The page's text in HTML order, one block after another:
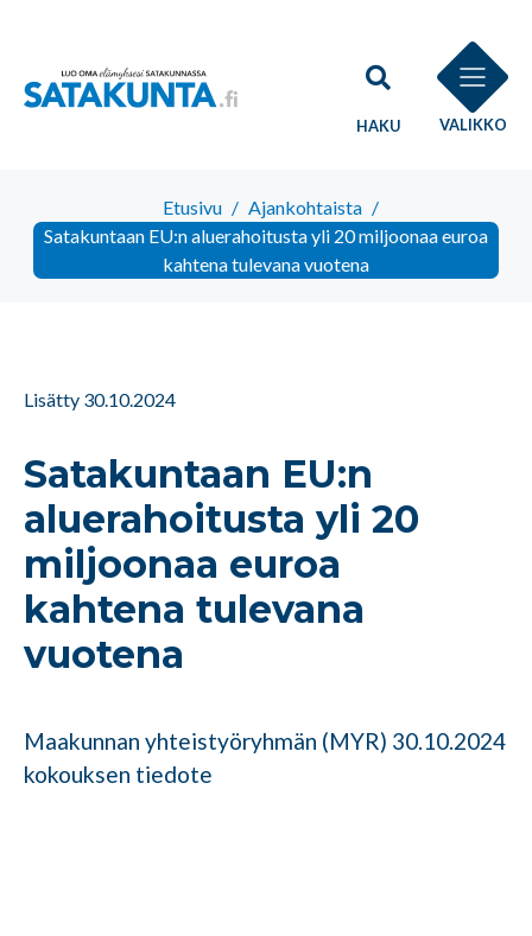
HAKU VALIKKO
Etusivu / Ajankohtaista /
Satakuntaan EU:n aluerahoitusta yli 20 miljoonaa euroa
kahtena tulevana vuotena
Lisätty 30.10.2024
Satakuntaan EU:n
aluerahoitusta yli 20
miljoonaa euroa
kahtena tulevana
vuotena
Maakunnan yhteistyöryhmän (MYR) 30.10.2024
kokouksen tiedote